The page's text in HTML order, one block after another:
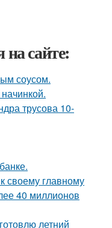
сайте:
соусом.
трусова 10-
своему главному
40 миллионов
летний